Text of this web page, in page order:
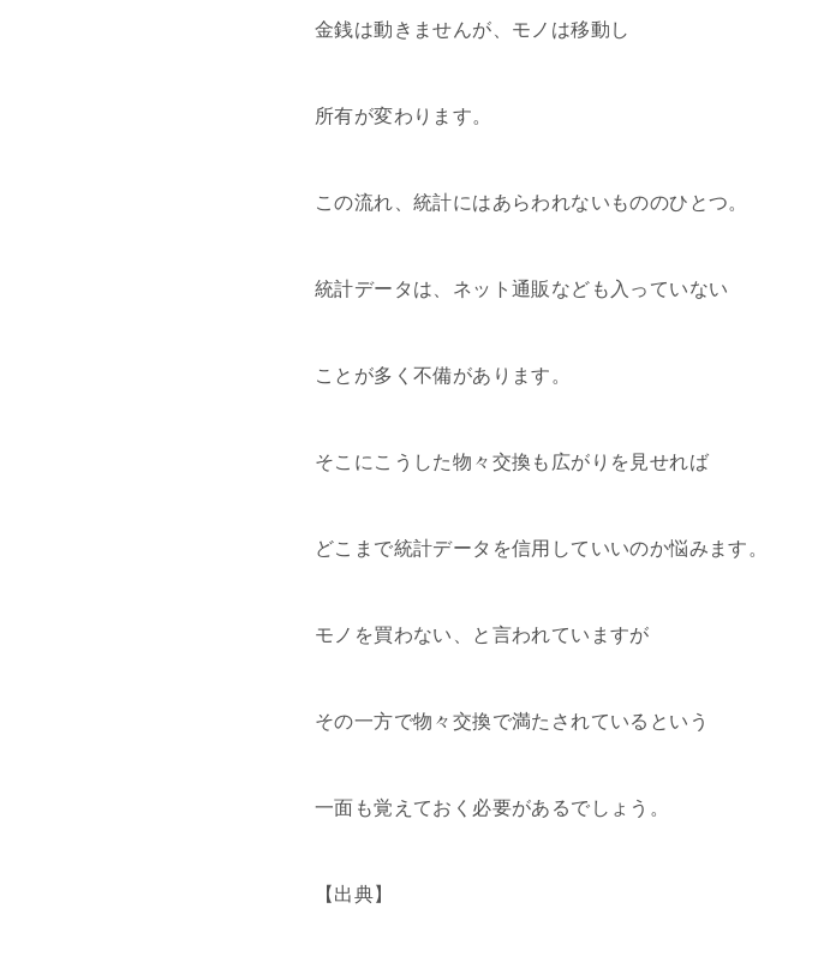
金銭は動きませんが、モノは移動し
所有が変わります。
この流れ、統計にはあらわれないもののひとつ。
統計データは、ネット通販なども入っていない
ことが多く不備があります。
そこにこうした物々交換も広がりを見せれば
どこまで統計データを信用していいのか悩みます。
モノを買わない、と言われていますが
その一方で物々交換で満たされているという
一面も覚えておく必要があるでしょう。
【出典】